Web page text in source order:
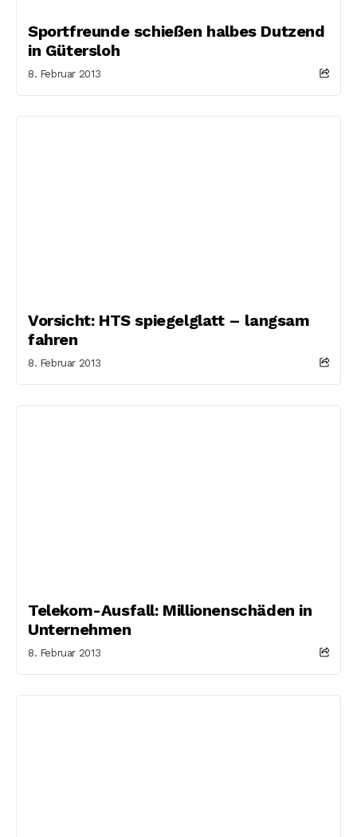
Sportfreunde schießen halbes Dutzend
in Gütersloh
8. Februar 2013
Vorsicht: HTS spiegelglatt – langsam
fahren
8. Februar 2013
Telekom-Ausfall: Millionenschäden in
Unternehmen
8. Februar 2013